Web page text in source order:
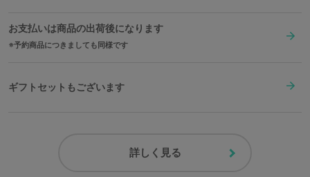
お支払いは商品の出荷後になります
予約商品につきましても同様です
ギフトセットもございます
詳しく見る